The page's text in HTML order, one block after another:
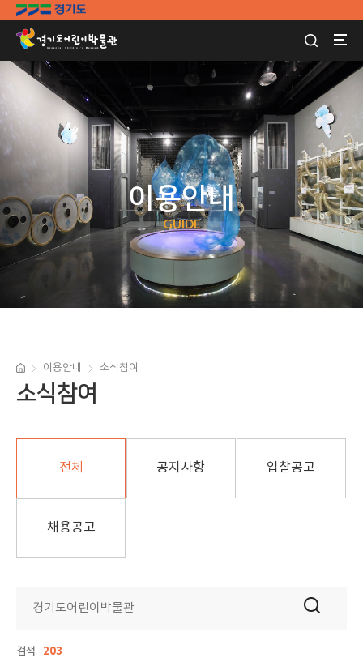
이용안내
GUIDE
이용안내 소식참여
소식참여
전체 공지사항 입찰공고
채용공고
검색 203